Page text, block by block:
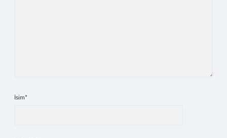
İsim*